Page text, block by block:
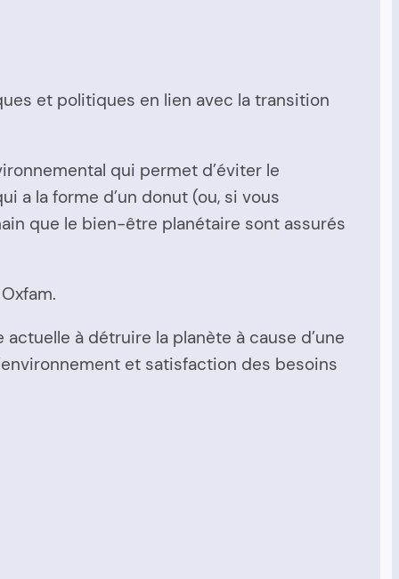
et politiques en lien avec la transition
qui permet d’éviter le
a la forme d’un donut (ou, si vous
que le bien-être planétaire sont assurés
à détruire la planète à cause d’une
et satisfaction des besoins